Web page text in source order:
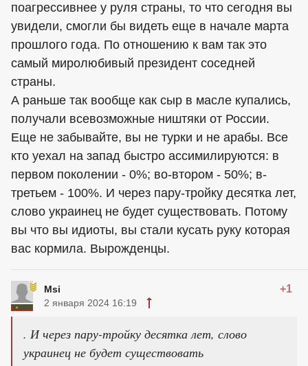
поагрессивнее у руля страны, то что сегодня вы
увидели, смогли бы видеть еще в начале марта
прошлого года. По отношению к вам так это
самый миролюбивый президент соседней
страны.
А раньше так вообще как сыр в масле купались,
получали всевозможные ништяки от России.
Еще не забывайте, вы не турки и не арабы. Все
кто уехал на запад быстро ассимилируются: в
первом поколении - 0%; во-втором - 50%; в-
третьем - 100%. И через пару-тройку десятка лет,
слово украинец не будет существовать. Потому
вы что вы идиоты, вы стали кусать руку которая
вас кормила. Вырожденцы.
Msi +1
2 января 2024 16:19
. И через пару-тройку десятка лет, слово
украинец не будет существовать